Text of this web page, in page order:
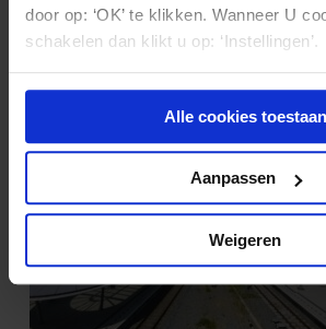
door op: ‘OK’ te klikken. Wanneer U
schakelen dan klikt u op: ‘Instellingen’.
Alle cookies toestaan
Aanpassen
Weigeren
Nieuws & kennis
Ook interessant?